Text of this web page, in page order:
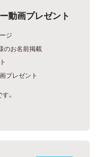
動画プレゼント
ジ
のお名前掲載
プレゼント
。